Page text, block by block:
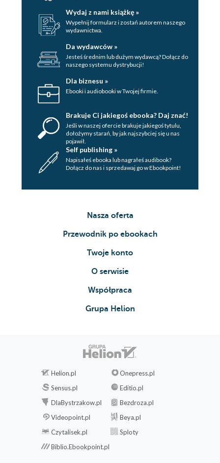
Wydaj z nami książkę »
Wypełnij formularz i zostań autorem naszego
wydawnictwa.
Da wydawców »
Jesteś średnim lub dużym wydawcą? Dołącz do
naszego systemu dystrybucji!
Dla biznesu »
Ebooki i audiobooki w Twojej firmie.
Brakuje Ci jakiegoś ebooka? Daj znać!
Jeśli w naszej ofercie brakuje jakiegoś tytulu,
dołożymy starań, by jak najszybciej się u nas
pojawił.
Self publishing »
Napisałeś ebooka lub nagrałeś audibook?
Dołącz do nas i sprzedawaj go w Ebookpoint!
Nasza oferta
Przewodnik po ebookach
Twoje konto
O serwisie
Współpraca
Grupa Helion
Helion.pl
Onepress.pl
Sensus.pl
Editio.pl
DlaBystrzakow.pl
Bezdroza.pl
Videopoint.pl
Beya.pl
Czytalisek.pl
Sploty
Biblio.Ebookpoint.pl